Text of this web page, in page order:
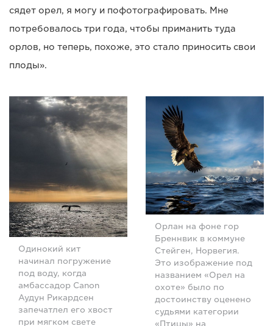
сядет орел, я могу и пофотографировать. Мне
потребовалось три года, чтобы приманить туда
орлов, но теперь, похоже, это стало приносить свои
плоды».
Одинокий кит
начинал погружение
под воду, когда
амбассадор Canon
Аудун Рикардсен
запечатлел его хвост
при мягком свете
Орлан на фоне гор
Бреннвик в коммуне
Стейген, Норвегия.
Это изображение под
названием «Орел на
охоте» было по
достоинству оценено
судьями категории
«Птицы» на